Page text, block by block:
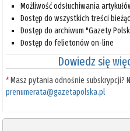
Możliwość odsłuchiwania
Dostęp do wszystkich treści
Dostęp do archiwum "Gazety
Dostęp do felietonów on-line
Dowiedz się
*Masz pytania odnośnie subskrypcji?
prenumerata@gazetapolska.pl